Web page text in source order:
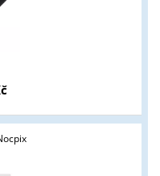
veřejnosti od 18 let a
střelivo. Splňujete tyto